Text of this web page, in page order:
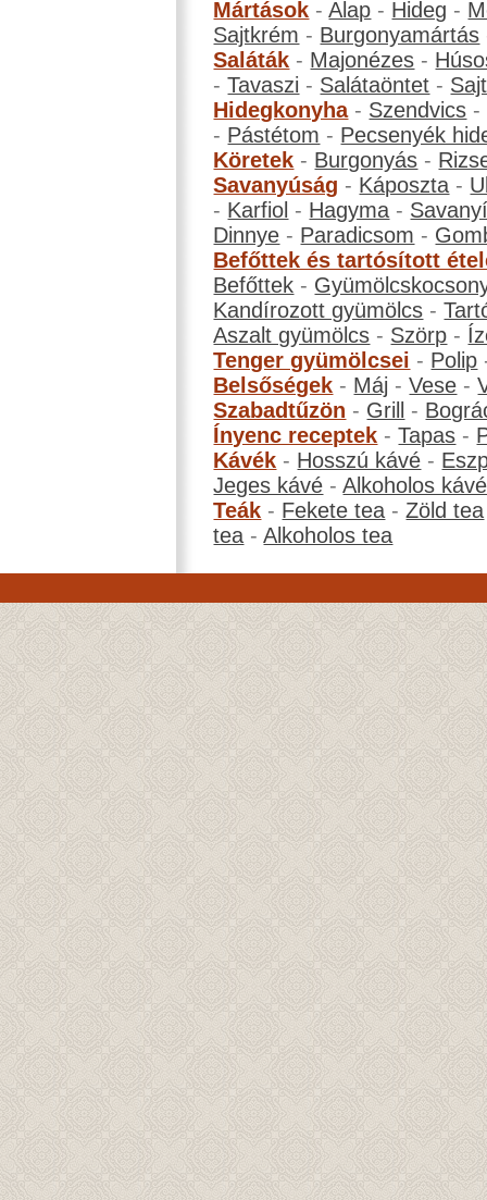
Mártások -Alap - Hideg -
Sajtkrém - Burgonyamártás
Saláták - Majonézes -
-Tavaszi - Salátaöntet -
Hidegkonyha- Szendvics -
- Pástétom - Pecsenyék
Köretek - Burgonyás -
Savanyúság - Káposzta -
- Karfiol - Hagyma -
Dinnye - Paradicsom -
Befőttek és tartósított
Befőttek -
Kandírozott gyümölcs -
Aszalt gyümölcs - Szörp -
Tenger gyümölcsei - Polip
Belsőségek - Máj -Vese -
Szabadtűzön - Grill -
Ínyenc receptek -Tapas -
Kávék - Hosszú kávé -
Jeges kávé -Alkoholos kávé
Teák - Fekete tea -Zöld tea
tea -Alkoholos tea